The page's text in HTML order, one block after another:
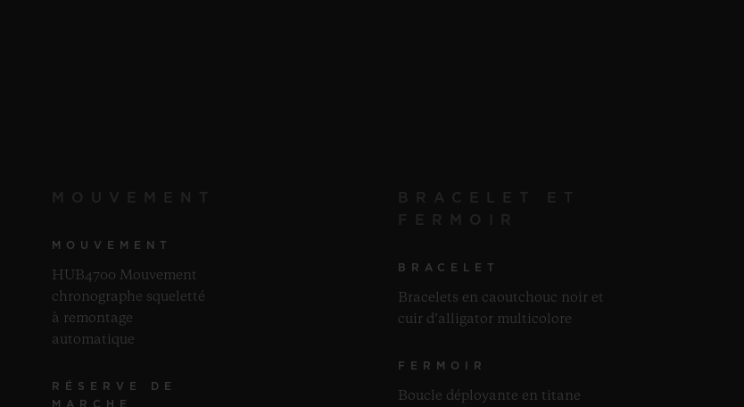
MOUVEMENT
HUB4700 Mouvement
chronographe squeletté
à remontage
automatique
RÉSERVE DE
MARCHE
BRACELET
Bracelets en caoutchouc noir et
cuir d’alligator multicolore
FERMOIR
Boucle déployante en titane